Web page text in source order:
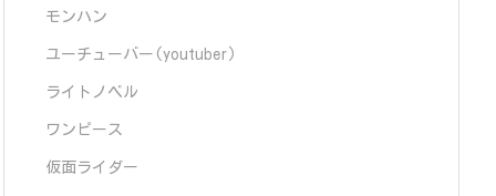
モンハン
ユーチューバー(youtuber)
ライトノベル
ワンピース
仮面ライダー